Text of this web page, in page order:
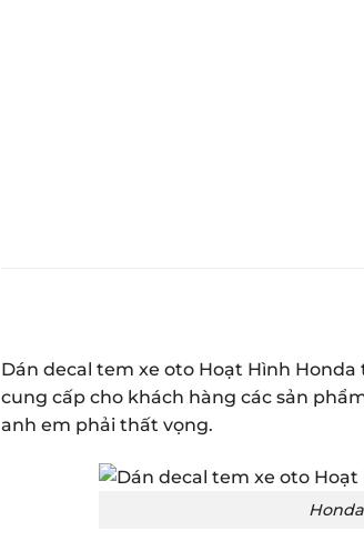
Dán decal tem xe oto Hoạt Hình
cung cấp cho khách hàng các sản
anh em phải thất vọng.